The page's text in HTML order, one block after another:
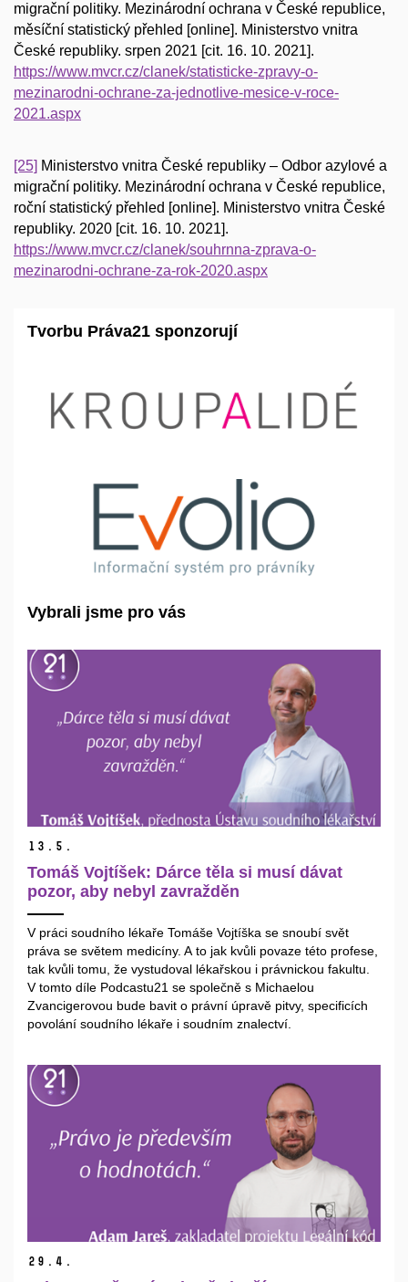
migrační politiky. Mezinárodní ochrana v České republice,
měsíční statistický přehled [online]. Ministerstvo vnitra
České republiky. srpen 2021 [cit. 16. 10. 2021].
https://www.mvcr.cz/clanek/statisticke-zpravy-o-
mezinarodni-ochrane-za-jednotlive-mesice-v-roce-
2021.aspx
[25] Ministerstvo vnitra České republiky – Odbor azylové a
migrační politiky. Mezinárodní ochrana v České republice,
roční statistický přehled [online]. Ministerstvo vnitra České
republiky. 2020 [cit. 16. 10. 2021].
https://www.mvcr.cz/clanek/souhrnna-zprava-o-
mezinarodni-ochrane-za-rok-2020.aspx
Tvorbu Práva21 sponzorují
Vybrali jsme pro vás
13. 5.
Tomáš Vojtíšek: Dárce těla si musí dávat
pozor, aby nebyl zavražděn
V práci soudního lékaře Tomáše Vojtíška se snoubí svět
práva se světem medicíny. A to jak kvůli povaze této profese,
tak kvůli tomu, že vystudoval lékařskou i právnickou fakultu.
V tomto díle Podcastu21 se společně s Michaelou
Zvancigerovou bude bavit o právní úpravě pitvy, specificích
povolání soudního lékaře i soudním znalectví.
29. 4.